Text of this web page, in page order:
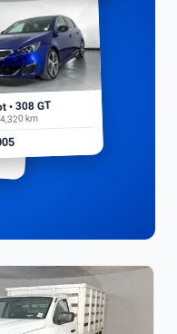
• 308 GT
km